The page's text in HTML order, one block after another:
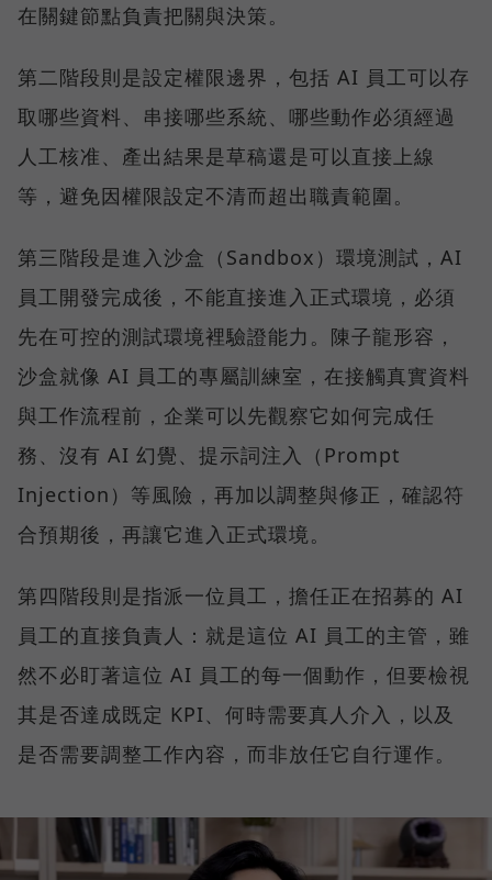
在關鍵節點負責把關與決策。
第二階段則是設定權限邊界，包括 AI 員工可以存
取哪些資料、串接哪些系統、哪些動作必須經過
人工核准、產出結果是草稿還是可以直接上線
等，避免因權限設定不清而超出職責範圍。
第三階段是進入沙盒（Sandbox）環境測試，AI
員工開發完成後，不能直接進入正式環境，必須
先在可控的測試環境裡驗證能力。陳子龍形容，
沙盒就像 AI 員工的專屬訓練室，在接觸真實資料
與工作流程前，企業可以先觀察它如何完成任
務、沒有 AI 幻覺、提示詞注入（Prompt
Injection）等風險，再加以調整與修正，確認符
合預期後，再讓它進入正式環境。
第四階段則是指派一位員工，擔任正在招募的 AI
員工的直接負責人：就是這位 AI 員工的主管，雖
然不必盯著這位 AI 員工的每一個動作，但要檢視
其是否達成既定 KPI、何時需要真人介入，以及
是否需要調整工作內容，而非放任它自行運作。